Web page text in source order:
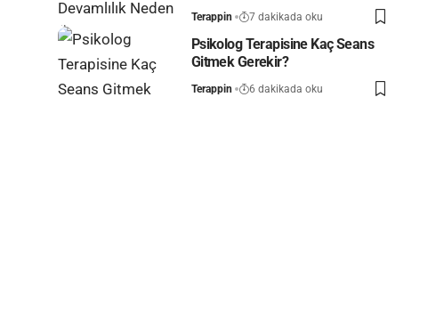
Terappin 7 dakikada oku
Psikolog Terapisine Kaç Seans
Gitmek Gerekir?
Terappin 6 dakikada oku